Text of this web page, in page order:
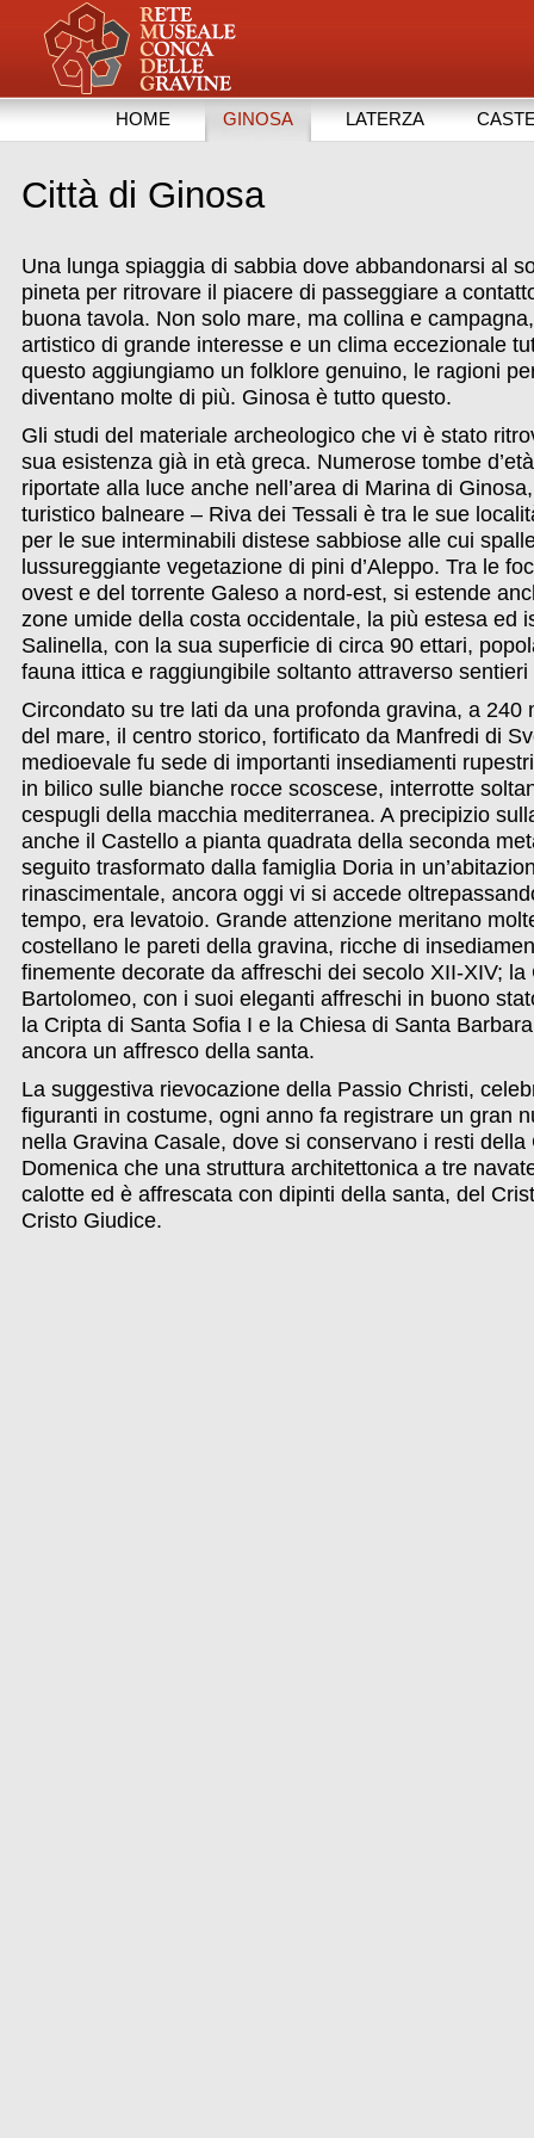
HOME GINOSA LATERZA
Città di Ginosa
Una lunga spiaggia di sabbia dove abbandonarsi al
pineta per ritrovare il piacere di passeggiare a
buona tavola. Non solo mare, ma collina e
artistico di grande interesse e un clima eccezionale
questo aggiungiamo un folklore genuino, le ragioni
diventano molte di più. Ginosa è tutto questo.
Gli studi del materiale archeologico che vi è stato
sua esistenza già in età greca. Numerose tombe
riportate alla luce anche nell’area di Marina di
turistico balneare – Riva dei Tessali è tra le sue
per le sue interminabili distese sabbiose alle cui
lussureggiante vegetazione di pini d’Aleppo. Tra le
ovest e del torrente Galeso a nord-est, si estende
zone umide della costa occidentale, la più estesa ed
Salinella, con la sua superficie di circa 90 ettari,
fauna ittica e raggiungibile soltanto attraverso sentieri
Circondato su tre lati da una profonda gravina, a 240
del mare, il centro storico, fortificato da Manfredi di
medioevale fu sede di importanti insediamenti
in bilico sulle bianche rocce scoscese, interrotte
cespugli della macchia mediterranea. A precipizio
anche il Castello a pianta quadrata della seconda
seguito trasformato dalla famiglia Doria in
rinascimentale, ancora oggi vi si accede
tempo, era levatoio. Grande attenzione meritano
costellano le pareti della gravina, ricche di
finemente decorate da affreschi dei secolo XII-XIV; la
Bartolomeo, con i suoi eleganti affreschi in buono
la Cripta di Santa Sofia I e la Chiesa di Santa
ancora un affresco della santa.
La suggestiva rievocazione della Passio Christi,
figuranti in costume, ogni anno fa registrare un gran
nella Gravina Casale, dove si conservano i resti della
Domenica che una struttura architettonica a tre
calotte ed è affrescata con dipinti della santa, del
Cristo Giudice.